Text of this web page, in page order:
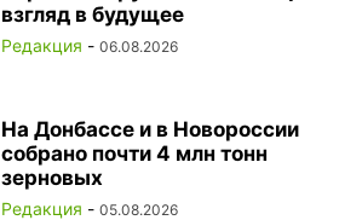
взгляд в будущее
Редакция - 06.08.2026
На Донбассе и в Новороссии
собрано почти 4 млн тонн
зерновых
Редакция - 05.08.2026